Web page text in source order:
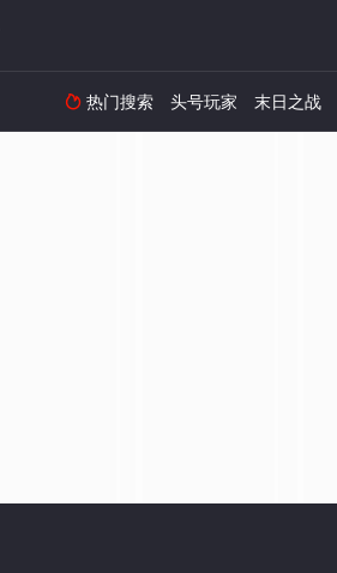
 热门搜索 头号玩家 末日之战